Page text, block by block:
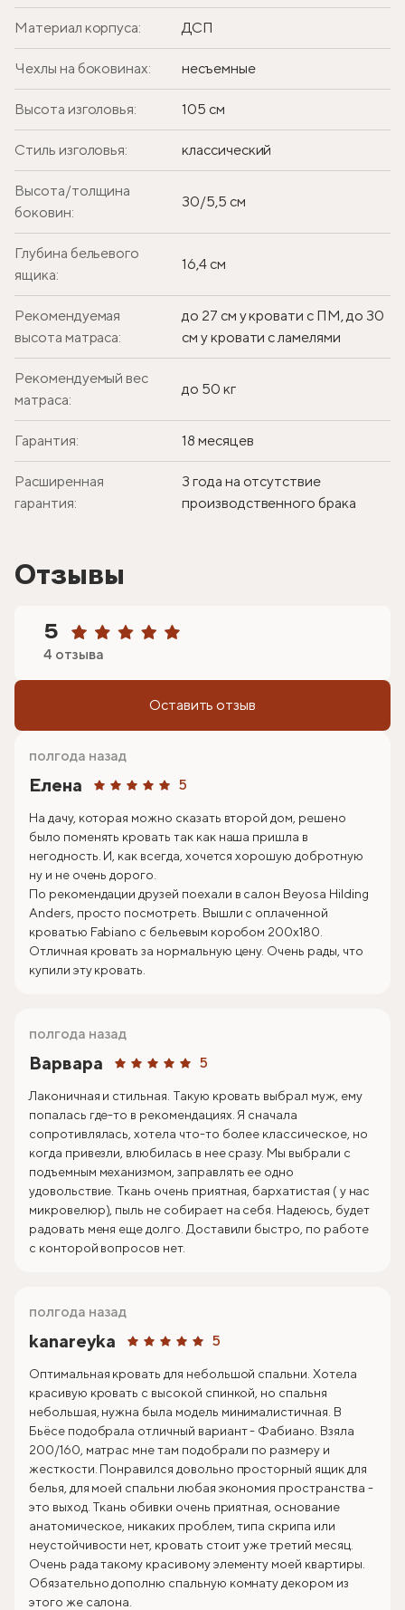
Материал корпуса: ДСП
Чехлы на боковинах: несъемные
Высота изголовья: 105 см
Стиль изголовья: классический
Высота/толщина
боковин:
30/5,5 см
Глубина бельевого
ящика:
16,4 см
Рекомендуемая
высота матраса:
до 27 см у кровати с ПМ, до 30
см у кровати с ламелями
Рекомендуемый вес
матраса:
до 50 кг
Гарантия: 18 месяцев
Расширенная
гарантия:
3 года на отсутствие
производственного брака
Отзывы
5
4 отзыва
Оставить отзыв
Елена 5
полгода назад
На дачу, которая можно сказать второй дом, решено
было поменять кровать так как наша пришла в
негодность. И, как всегда, хочется хорошую добротную
ну и не очень дорого.
По рекомендации друзей поехали в салон Beyosa Hilding
Anders, просто посмотреть. Вышли с оплаченной
кроватью Fabiano с бельевым коробом 200х180.
Отличная кровать за нормальную цену. Очень рады, что
купили эту кровать.
Варвара 5
полгода назад
Лаконичная и стильная. Такую кровать выбрал муж, ему
попалась где-то в рекомендациях. Я сначала
сопротивлялась, хотела что-то более классическое, но
когда привезли, влюбилась в нее сразу. Мы выбрали с
подъемным механизмом, заправлять ее одно
удовольствие. Ткань очень приятная, бархатистая ( у нас
микровелюр), пыль не собирает на себя. Надеюсь, будет
радовать меня еще долго. Доставили быстро, по работе
с конторой вопросов нет.
kanareyka 5
полгода назад
Оптимальная кровать для небольшой спальни. Хотела
красивую кровать с высокой спинкой, но спальня
небольшая, нужна была модель минималистичная. В
Бьёсе подобрала отличный вариант - Фабиано. Взяла
200/160, матрас мне там подобрали по размеру и
жесткости. Понравился довольно просторный ящик для
белья, для моей спальни любая экономия пространства -
это выход. Ткань обивки очень приятная, основание
анатомическое, никаких проблем, типа скрипа или
неустойчивости нет, кровать стоит уже третий месяц.
Очень рада такому красивому элементу моей квартиры.
Обязательно дополню спальную комнату декором из
этого же салона.